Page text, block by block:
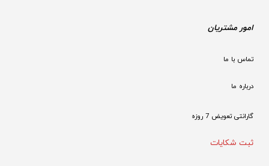
امور مشتریان
تماس با ما
درباره ما
گارانتی تعویض 7 روزه
ثبت شکایات